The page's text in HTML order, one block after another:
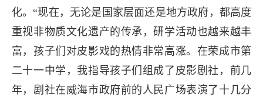
化。“现在，无论是国家层面还是地方政府，都高度
重视非物质文化遗产的传承，研学活动也越来越丰
富，孩子们对皮影戏的热情非常高涨。在荣成市第
二十一中学，我指导孩子们组成了皮影剧社，前几
年，剧社在威海市政府前的人民广场表演了十几分